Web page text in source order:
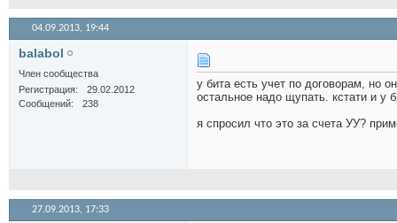
04.09.2013, 19:44
balabol
Член сообщества
Регистрация
29.02.2012
Сообщений
238
у бита есть учет по договорам, но
остальное надо щупать. кстати и у
я спросил что это за счета УУ?
27.09.2013, 17:33